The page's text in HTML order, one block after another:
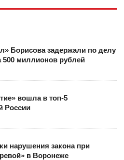
Борисова задержали по делу
500 миллионов рублей
вошла в топ-5
России
нарушения закона при
в Воронеже